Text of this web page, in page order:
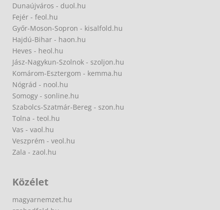
Dunaújváros - duol.hu
Fejér - feol.hu
Győr-Moson-Sopron - kisalfold.hu
Hajdú-Bihar - haon.hu
Heves - heol.hu
Jász-Nagykun-Szolnok - szoljon.hu
Komárom-Esztergom - kemma.hu
Nógrád - nool.hu
Somogy - sonline.hu
Szabolcs-Szatmár-Bereg - szon.hu
Tolna - teol.hu
Vas - vaol.hu
Veszprém - veol.hu
Zala - zaol.hu
Közélet
magyarnemzet.hu